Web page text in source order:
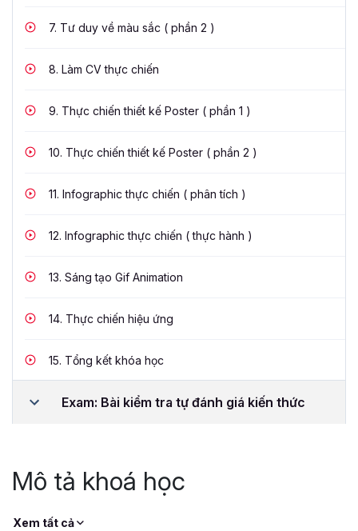
7. Tư duy về màu sắc ( phần 2 )
8. Làm CV thực chiến
9. Thực chiến thiết kế Poster ( phần 1 )
10. Thực chiến thiết kế Poster ( phần 2 )
11. Infographic thực chiến ( phân tích )
12. Infographic thực chiến ( thực hành )
13. Sáng tạo Gif Animation
14. Thực chiến hiệu ứng
15. Tổng kết khóa học
Exam: Bài kiểm tra tự đánh giá kiến thức
Mô tả khoá học
Xem tất cả